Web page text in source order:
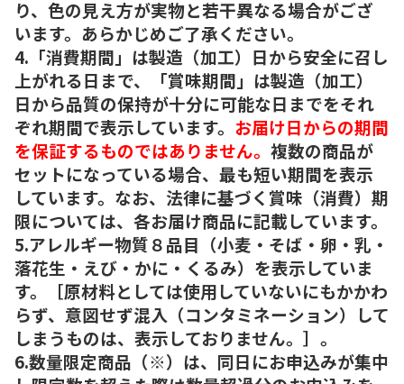
り、色の見え方が実物と若干異なる場合がござ
います。あらかじめご了承ください。
4.「消費期間」は製造（加工）日から安全に召し
上がれる日まで、「賞味期間」は製造（加工）
日から品質の保持が十分に可能な日までをそれ
ぞれ期間で表示しています。 お届け日からの期間
を保証するものではありません。 複数の商品が
セットになっている場合、最も短い期間を表示
しています。なお、法律に基づく賞味（消費）期
限については、各お届け商品に記載しています。
5.アレルギー物質８品目（小麦・そば・卵・乳・
落花生・えび・かに・くるみ）を表示していま
す。［原材料としては使用していないにもかかわ
らず、意図せず混入（コンタミネーション）して
しまうものは、表示しておりません。］。
6.数量限定商品（※）は、同日にお申込みが集中